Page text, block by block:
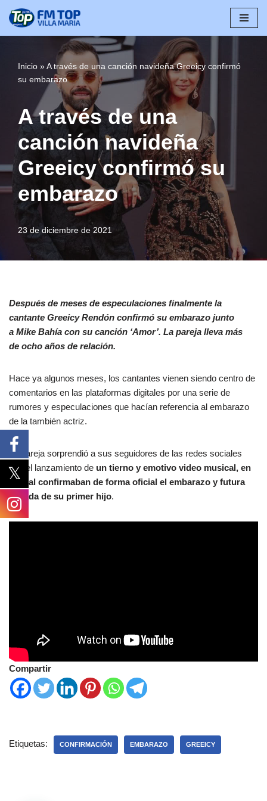
Inicio »A través de una canción navideña Greeicy confirmó
su embarazo
A través de una
canción navideña
Greeicy confirmó su
embarazo
23 de diciembre de 2021
Después de meses de especulaciones finalmente la
cantante Greeicy Rendón confirmó su embarazo junto
a Mike Bahía con su canción ‘Amor’. La pareja lleva más
de ocho años de relación.
Hace ya algunos meses, los cantantes vienen siendo centro de
comentarios en las plataformas digitales por una serie de
rumores y especulaciones que hacían referencia al embarazo
de la también actriz.
La pareja sorprendió a sus seguidores de las redes sociales
con el lanzamiento de un tierno y emotivo video musical, en
el cual confirmaban de forma oficial el embarazo y futura
llegada de su primer hijo.
Compartir
Etiquetas: CONFIRMACIÓN EMBARAZO GREEICY